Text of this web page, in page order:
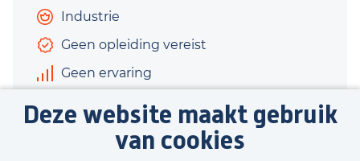
Deze website maakt gebruik
van cookies
Industrie
Geen opleiding vereist
Geen ervaring
€1.200 - €1.600